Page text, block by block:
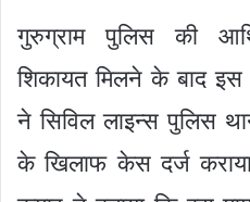
गुरुग्राम पुलिस की
शिकायत मिलने के बाद
ने सिविल लाइन्स पुलिस
के खिलाफ केस दर्ज